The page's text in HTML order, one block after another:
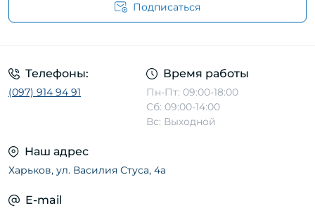
Подписаться
Телефоны:
(097) 914 94 91
Время работы
Пн-Пт: 09:00-18:00
Сб: 09:00-14:00
Вс: Выходной
Наш адрес
Харьков, ул. Василия Стуса, 4а
E-mail